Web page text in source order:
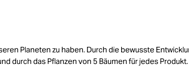
Planeten zu haben. Durch die bewusste
durch das Pflanzen von 5 Bäumen für jedes